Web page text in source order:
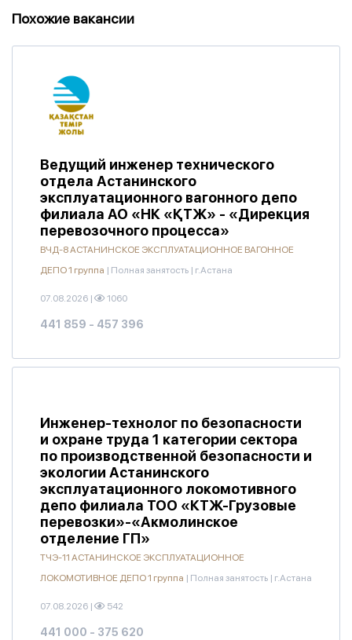
Похожие вакансии
Ведущий инженер технического
отдела Астанинского
эксплуатационного вагонного депо
филиала АО «НК «ҚТЖ» - «Дирекция
перевозочного процесса»
ВЧД-8 АСТАНИНСКОЕ ЭКСПЛУАТАЦИОННОЕ ВАГОННОЕ
ДЕПО 1 группа | Полная занятость | г.Астана
07.08.2026 | 1060
441 859 - 457 396
Инженер-технолог по безопасности
и охране труда 1 категории сектора
по производственной безопасности и
экологии Астанинского
эксплуатационного локомотивного
депо филиала ТОО «КТЖ-Грузовые
перевозки»-«Акмолинское
отделение ГП»
ТЧЭ-11 АСТАНИНСКОЕ ЭКСПЛУАТАЦИОННОЕ
ЛОКОМОТИВНОЕ ДЕПО 1 группа | Полная занятость | г.Астана
07.08.2026 | 542
441 000 - 375 620